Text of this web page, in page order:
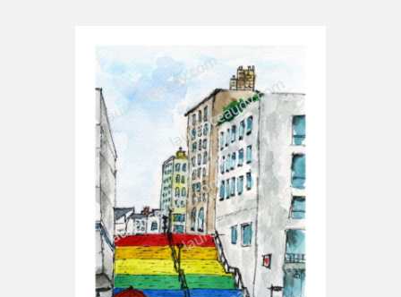
plusieurs
variations.
Les
options
peuvent
être
choisies
sur
la
page
du
produit